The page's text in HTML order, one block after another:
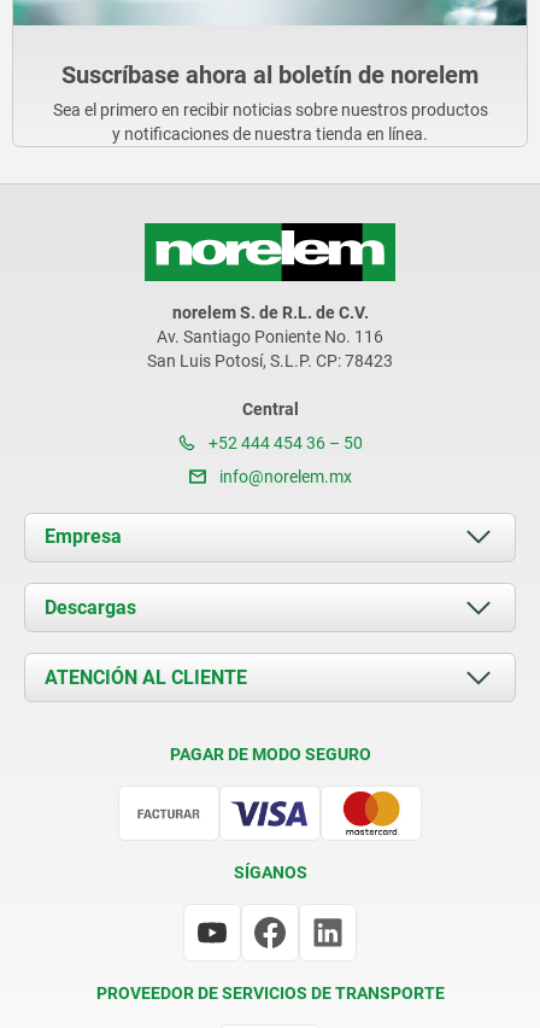
Suscríbase ahora al boletín de norelem
Sea el primero en recibir noticias sobre nuestros productos
y notificaciones de nuestra tienda en línea.
norelem S. de R.L. de C.V.
Av. Santiago Poniente No. 116
San Luis Potosí, S.L.P. CP: 78423
Central
+52 444 454 36 – 50
info@norelem.mx
Empresa
Acerca de nosotros
Novedades
Contacto
Descargas
Documents
ATENCIÓN AL CLIENTE
PAGAR DE MODO SEGURO
SÍGANOS
PROVEEDOR DE SERVICIOS DE TRANSPORTE